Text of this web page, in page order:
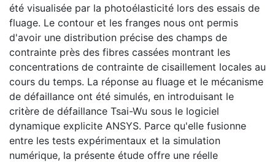
été visualisée par la photoélasticité lors des essais de
fluage. Le contour et les franges nous ont permis
d'avoir une distribution précise des champs de
contrainte près des fibres cassées montrant les
concentrations de contrainte de cisaillement locales au
cours du temps. La réponse au fluage et le mécanisme
de défaillance ont été simulés, en introduisant le
critère de défaillance Tsai-Wu sous le logiciel
dynamique explicite ANSYS. Parce qu'elle fusionne
entre les tests expérimentaux et la simulation
numérique, la présente étude offre une réelle